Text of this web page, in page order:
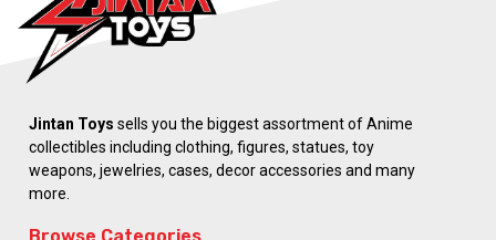
Jintan Toys sells you the biggest assortment of Anime
collectibles including clothing, figures, statues, toy
weapons, jewelries, cases, decor accessories and many
more.